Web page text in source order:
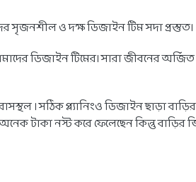
সৃজনশীল ও দক্ষ ডিজাইন টিম সদা প্রস্তুত।
ডিজাইন টিমের। সারা জীবনের অর্জিত
। সঠিক প্ল্যানিংও ডিজাইন ছাড়া
টাকা নস্ট করে ফেলেছেন কিন্তু